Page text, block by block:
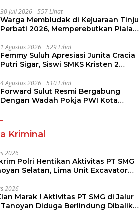
30 Juli 2026 557 Lihat
Warga Membludak di Kejuaraan Tinju
Perbati 2026, Memperebutkan Piala
1 Agustus 2026 529 Lihat
Femmy Suluh Apresiasi Junita Cracia
Putri Sigar, Siswi SMKS Kristen 2
Dikmen Nasional 2026
4 Agustus 2026 510 Lihat
Forward Sulut Resmi Bergabung
Dengan Wadah Pokja PWI Kota
Kriminal
2026
Polri Hentikan Aktivitas PT SMG
Selatan, Lima Unit Excavator
2026
Marak ! Aktivitas PT SMG di Jalur
Diduga Berlindung Dibalik